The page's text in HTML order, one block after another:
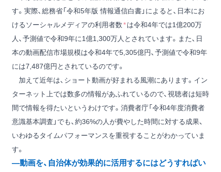
す。実際、総務省「令和5年版 情報通信白書」によると、日本にお
けるソーシャルメディアの利用者数*は令和4年では1億200万
人、予測値で令和9年に1億1,300万人とされています。また、日
本の動画配信市場規模は令和4年で5,305億円、予測値で令和9年
には7,487億円とされているのです。
加えて近年は、ショート動画が好まれる風潮にあります。イン
ターネット上では数多の情報があふれているので、視聴者は短時
間で情報を得たいというわけです。消費者庁「令和4年度消費者
意識基本調査」でも、約36%の人が費やした時間に対する成果、
いわゆるタイムパフォーマンスを重視することがわかっていま
す。
―動画を、自治体が効果的に活用するにはどうすればい